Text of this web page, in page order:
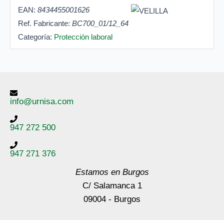
EAN: 8434455001626
Ref. Fabricante: BC700_01/12_64
Categoría: Protección laboral
info@urnisa.com
947 272 500
947 271 376
Estamos en Burgos
C/ Salamanca 1
09004 - Burgos